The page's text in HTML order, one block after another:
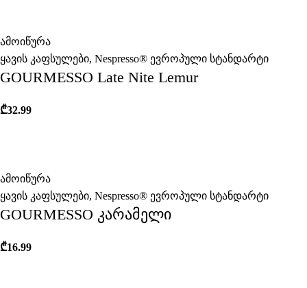
ამოიწურა
ყავის კაფსულები, Nespresso® ევროპული სტანდარტი
GOURMESSO Late Nite Lemur
₾32.99
ამოიწურა
ყავის კაფსულები, Nespresso® ევროპული სტანდარტი
GOURMESSO კარამელი
₾16.99